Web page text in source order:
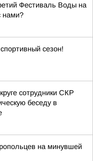
Фестиваль Воды на
нами?
сезон!
сотрудники СКР
беседу в
на минувшей